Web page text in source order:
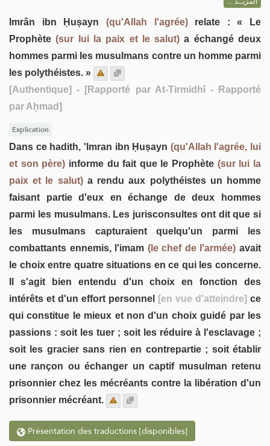
Imrân ibn Ḥuṣayn (qu'Allah l'agrée)relate : « Le
Prophète(sur lui la paix et le salut) a échangé deux
hommes parmi les musulmans contre un homme parmi
les polythéistes. »
[Authentique] - [Rapporté par At-Tirmidhî - Rapporté
par Aḥmad]
Explication
Dans ce hadith, 'Imran ibn Ḥuṣayn (qu'Allah l'agrée, lui
et son père) informe du fait que le Prophète (sur lui la
paix et le salut)a rendu aux polythéistes un homme
faisant partie d'eux en échange de deux hommes
parmi les musulmans. Les jurisconsultes ont dit que si
les musulmans capturaient quelqu'un parmi les
combattants ennemis, l'imam (le chef de l'armée) avait
le choix entre quatre situations en ce qui les concerne.
Il s'agit bien entendu d'un choix en fonction des
intérêts et d'un effort personnel
[en vue d'atteindre] ce
qui constitue le mieux et non d'un choix guidé par les
passions : soit les tuer ; soit les réduire à l'esclavage ;
soit les gracier sans rien en contrepartie ; soit établir
une rançon ou échanger un captif musulman retenu
prisonnier chez les mécréants contre la libération d'un
prisonnier mécréant.
Présentation des traductions [disponibles]